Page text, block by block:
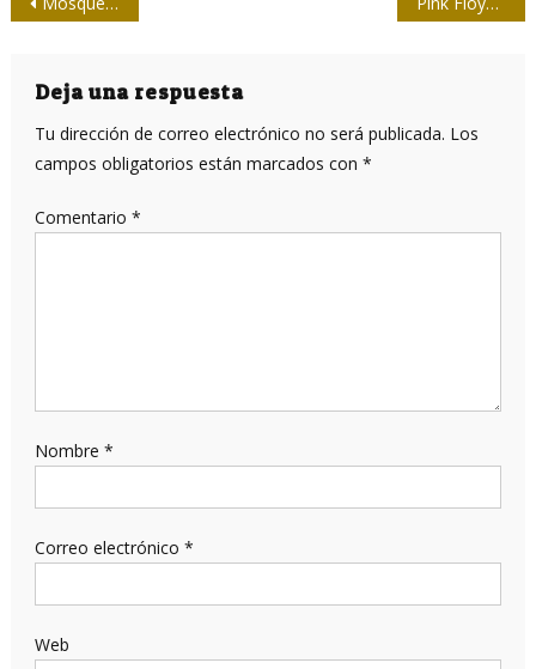
entradas
Deja una respuesta
Tu dirección de correo electrónico no será publicada. Los
campos obligatorios están marcados con *
Comentario *
Nombre *
Correo electrónico *
Web